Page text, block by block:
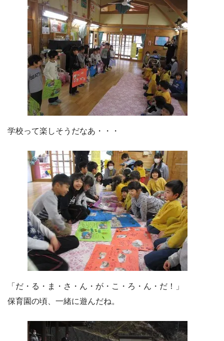
学校って楽しそうだなあ・・・
「だ・る・ま・さ・ん・が・こ・ろ・ん・だ！」
保育園の頃、一緒に遊んだね。